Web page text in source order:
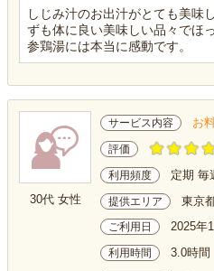
しじみ汁のお出汁がとても美味
ずも体に良い美味しい品々でほ
参鶏湯には本当に感動です。
30代 女性
サービス内容 お
評価
利用頻度 定期 毎
提供エリア 東京
ご利用日 2025年
利用時間 3.0時間